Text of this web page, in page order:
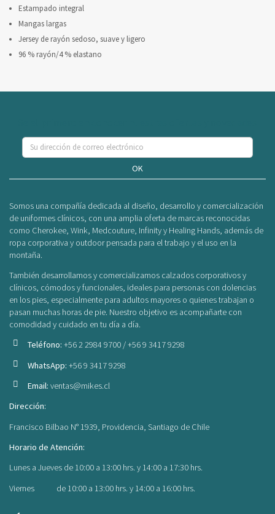
Estampado integral
Mangas largas
Jersey de rayón sedoso, suave y ligero
96 % rayón/4 % elastano
OK
Somos una compañía dedicada al diseño, desarrollo y comercialización
de uniformes clínicos, con una amplia oferta de marcas reconocidas
como Cherokee, Wink, Medcouture, Infinity y Healing Hands, además de
ropa corporativa y outdoor pensada para el trabajo y el uso en la
montaña.
También desarrollamos y comercializamos calzados corporativos y
clínicos, cómodos y funcionales, ideales para personas con dolencias
en los pies, especialmente para adultos mayores o quienes trabajan o
pasan muchas horas de pie. Nuestro objetivo es acompañarte con
comodidad y cuidado en tu día a día.
Teléfono: +56 2 2984 9700 / +56 9 3417 9298
WhatsApp: +56 9 3417 9298
Email: ventas@mikes.cl
Dirección:
Francisco Bilbao N° 1939, Providencia, Santiago de Chile
Horario de Atención:
Lunes a Jueves de 10:00 a 13:00 hrs. y 14:00 a 17:30 hrs.
Viernes de 10:00 a 13:00 hrs. y 14:00 a 16:00 hrs.